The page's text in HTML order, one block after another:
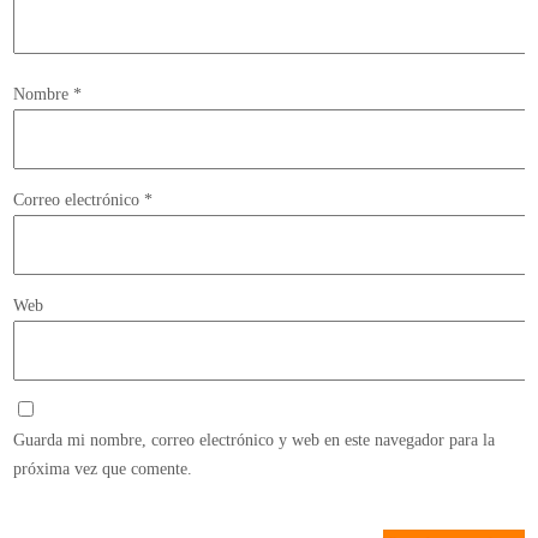
Nombre *
Correo electrónico *
Web
Guarda mi nombre, correo electrónico y web en este navegador para la
próxima vez que comente.